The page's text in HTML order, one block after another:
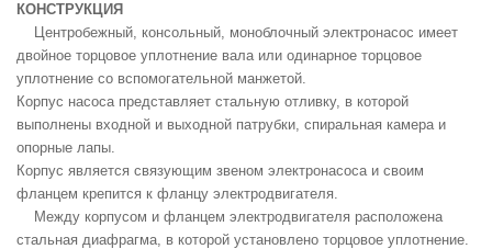
КОНСТРУКЦИЯ
Центробежный, консольный, моноблочный электронасос имеет
двойное торцовое уплотнение вала или одинарное торцовое
уплотнение со вспомогательной манжетой.
Корпус насоса представляет стальную отливку, в которой
выполнены входной и выходной патрубки, спиральная камера и
опорные лапы.
Корпус является связующим звеном электронасоса и своим
фланцем крепится к фланцу электродвигателя.
Между корпусом и фланцем электродвигателя расположена
стальная диафрагма, в которой установлено торцовое уплотнение.